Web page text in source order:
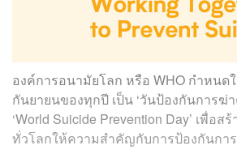
องค์การอนามัยโลก หรือ WHO กำหนด
กันยายนของทุกปี เป็น ‘วันป้องกันการฆ่
‘World Suicide Prevention Day’ เพื่อ
ทั่วโลกให้ความสำคัญกับการป้องกันกา